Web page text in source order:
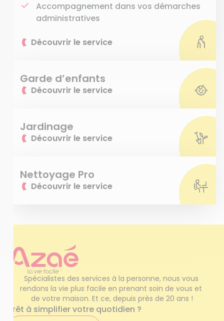
Accompagnement dans vos démarches
administratives
Découvrir le service
Garde d’enfants
Découvrir le service
Jardinage
Découvrir le service
Nettoyage Pro
Découvrir le service
Spécialistes des services à la personne, nous vous
rendons la vie plus facile en prenant soin de vous et
de votre maison. Et ce, depuis près de 20 ans !
Prêt à simplifier votre quotidien ?